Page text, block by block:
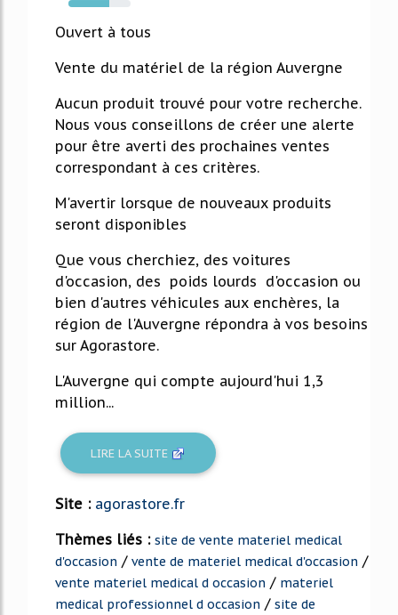
65%
Ouvert à tous
Vente du matériel de la région Auvergne
Aucun produit trouvé pour votre recherche.
Nous vous conseillons de créer une alerte
pour être averti des prochaines ventes
correspondant à ces critères.
M'avertir lorsque de nouveaux produits
seront disponibles
Que vous cherchiez, des voitures
d'occasion, des poids lourds d'occasion ou
bien d'autres véhicules aux enchères, la
région de l'Auvergne répondra à vos besoins
sur Agorastore.
L'Auvergne qui compte aujourd'hui 1,3
million...
LIRE LA SUITE
Site : agorastore.fr
Thèmes liés : site de vente materiel medical
d'occasion / vente de materiel medical d'occasion /
vente materiel medical d occasion / materiel
medical professionnel d occasion / site de